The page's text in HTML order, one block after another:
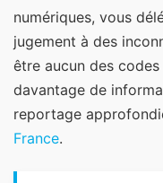
numériques, vous
jugement à des
être aucun des
davantage de
reportage
France.